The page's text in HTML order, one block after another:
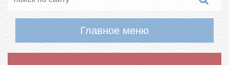
Главное меню